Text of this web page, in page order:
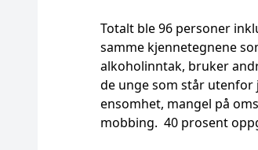
Totalt ble 96 personer
samme kjennetegnene
alkoholinntak, bruker
de unge som står utenfor
ensomhet, mangel på
mobbing. 40 prosent